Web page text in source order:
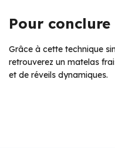
Pour conclure
Grâce à cette technique
retrouverez un matelas
et de réveils dynamiques.